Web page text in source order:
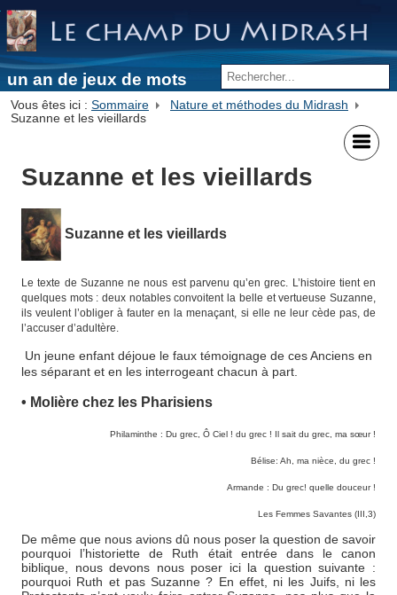
un an de jeux de mots
Vous êtes ici : Sommaire
Nature et méthodes du Midrash
Suzanne et les vieillards
Suzanne et les vieillards
Suzanne et les vieillards
Le texte de Suzanne ne nous est parvenu qu’en grec. L’histoire tient en
quelques mots : deux notables convoitent la belle et vertueuse Suzanne,
ils veulent l’obliger à fauter en la menaçant, si elle ne leur cède pas, de
l’accuser d’adultère.
Un jeune enfant déjoue le faux témoignage de ces Anciens en
les séparant et en les interrogeant chacun à part.
• Molière chez les Pharisiens
Philaminthe : Du grec, Ô Ciel ! du grec ! Il sait du grec, ma sœur !
Bélise: Ah, ma nièce, du grec !
Armande : Du grec! quelle douceur !
Les Femmes Savantes (III,3)
De même que nous avions dû nous poser la question de savoir
pourquoi l’historiette de Ruth était entrée dans le canon
biblique, nous devons nous poser ici la question suivante :
pourquoi Ruth et pas Suzanne ? En effet, ni les Juifs, ni les